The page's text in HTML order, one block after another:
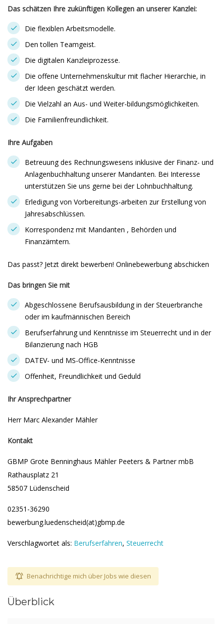
Das schätzen Ihre zukünftigen Kollegen an unserer Kanzlei:
Die flexiblen Arbeitsmodelle.
Den tollen Teamgeist.
Die digitalen Kanzleiprozesse.
Die offene Unternehmenskultur mit flacher Hierarchie, in
der Ideen geschätzt werden.
Die Vielzahl an Aus- und Weiter-bildungsmöglichkeiten.
Die Familienfreundlichkeit.
Ihre Aufgaben
Betreuung des Rechnungswesens inklusive der Finanz- und
Anlagenbuchhaltung unserer Mandanten. Bei Interesse
unterstützen Sie uns gerne bei der Lohnbuchhaltung.
Erledigung von Vorbereitungs-arbeiten zur Erstellung von
Jahresabschlüssen.
Korrespondenz mit Mandanten , Behörden und
Finanzämtern.
Das passt? Jetzt direkt bewerben! Onlinebewerbung abschicken
Das bringen Sie mit
Abgeschlossene Berufsausbildung in der Steuerbranche
oder im kaufmännischen Bereich
Berufserfahrung und Kenntnisse im Steuerrecht und in der
Bilanzierung nach HGB
DATEV- und MS-Office-Kenntnisse
Offenheit, Freundlichkeit und Geduld
Ihr Ansprechpartner
Herr Marc Alexander Mähler
Kontakt
GBMP Grote Benninghaus Mähler Peeters & Partner mbB
Rathausplatz 21
58507 Lüdenscheid
02351-36290
bewerbung.luedenscheid(at)gbmp.de
Verschlagwortet als: Berufserfahren, Steuerrecht
Benachrichtige mich über Jobs wie diesen
Überblick